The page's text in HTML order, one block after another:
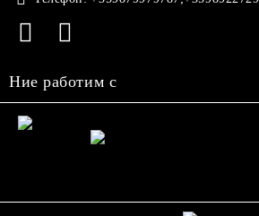
Ние работим с